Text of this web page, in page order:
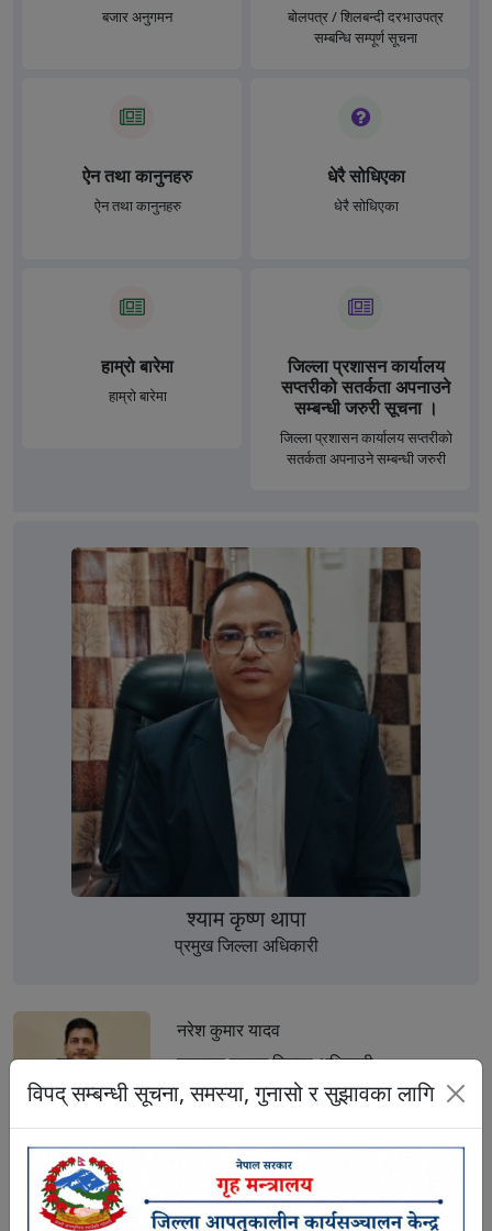
बजार अनुगमन
बोलपत्र / शिलबन्दी दरभाउपत्र
सम्बन्धि सम्पूर्ण सूचना
ऐन तथा कानुनहरु
ऐन तथा कानुनहरु
धेरै सोधिएका
धेरै सोधिएका
हाम्रो बारेमा
हाम्रो बारेमा
जिल्ला प्रशासन कार्यालय
सप्तरीको सतर्कता अपनाउने
सम्बन्धी जरुरी सूचना ।
जिल्ला प्रशासन कार्यालय सप्तरीको
सतर्कता अपनाउने सम्बन्धी जरुरी
श्याम कृष्ण थापा
प्रमुख जिल्ला अधिकारी
नरेश कुमार यादव
सहायक प्रमुख जिल्ला अधिकारी
सूचना अधिकारी तथा गुनासो सुन्ने अधिकारी
कमलदेव यादव
विपद् सम्बन्धी सूचना, समस्या, गुनासो र सुझावका लागि